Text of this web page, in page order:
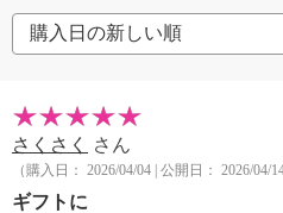
さくさく さん
（購入日： 2026/04/04 | 公開日： 2026/04/14
ギフトに